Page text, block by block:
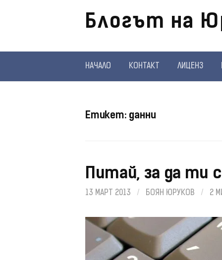
Блогът на
НАЧАЛО КОНТАКТ ЛИЦЕНЗ
Етикет: данни
Питай, за да ти
13 МАРТ 2013 / БОЯН ЮРУКОВ / 2